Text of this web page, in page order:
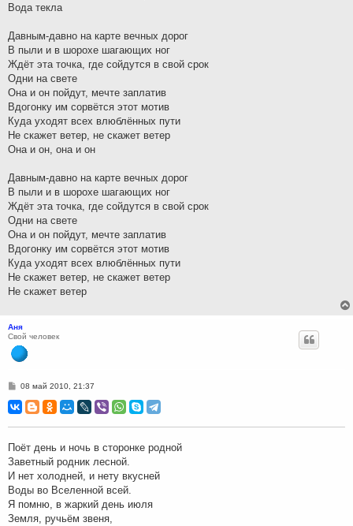
Вода текла
Давным-давно на карте вечных дорог
В пыли и в шорохе шагающих ног
Ждёт эта точка, где сойдутся в свой срок
Одни на свете
Она и он пойдут, мечте заплатив
Вдогонку им сорвётся этот мотив
Куда уходят всех влюблённых пути
Не скажет ветер, не скажет ветер
Она и он, она и он
Давным-давно на карте вечных дорог
В пыли и в шорохе шагающих ног
Ждёт эта точка, где сойдутся в свой срок
Одни на свете
Она и он пойдут, мечте заплатив
Вдогонку им сорвётся этот мотив
Куда уходят всех влюблённых пути
Не скажет ветер, не скажет ветер
Не скажет ветер
Аня
Свой человек
С
о
б
и
е
08 май 2010, 21:37
Поёт день и ночь в стоpонке pодной
Заветный pодник лесной.
И нет холодней, и нету вкусней
Воды во Вселенной всей.
Я помню, в жаpкий день июля
Земля, pучьём звеня,